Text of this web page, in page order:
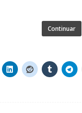
Continuar